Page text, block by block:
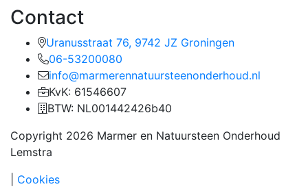
Contact
Uranusstraat 76, 9742 JZ Groningen
06-53200080
info@marmerennatuursteenonderhoud.nl
KvK: 61546607
BTW: NL001442426b40
Copyright 2026 Marmer en Natuursteen Onderhoud
Lemstra
Cookies